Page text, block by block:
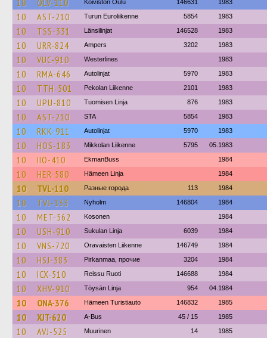
10 OLV-110 Koiviston Oulu 146631 1983
10 AST-210 Turun Euroliikenne 5854 1983
10 TSS-331 Länsilinjat 146528 1983
10 URR-824 Ampers 3202 1983
10 VUC-910 Westerlines 1983
10 RMA-646 Autolinjat 5970 1983
10 TTH-501 Pekolan Liikenne 2101 1983
10 UPU-810 Tuomisen Linja 876 1983
10 AST-210 STA 5854 1983
10 RKK-911 Autolinjat 5970 1983
10 HOS-183 Mikkolan Liikenne 5795 05.1983
10 IIO-410 EkmanBuss 1984
10 HER-580 Hämeen Linja 1984
10 TVL-110 Разные города 113 1984
10 TVJ-133 Nyholm 146804 1984
10 MET-562 Kosonen 1984
10 USH-910 Sukulan Linja 6039 1984
10 VNS-720 Oravaisten Liikenne 146749 1984
10 HSJ-383 Pirkanmaa, прочие 3204 1984
10 ICX-510 Reissu Ruoti 146688 1984
10 XHV-910 Töysän Linja 954 04.1984
10 ONA-376 Hämeen Turistiauto 146832 1985
10 XJT-620 A-Bus 45 / 15 1985
10 AVJ-525 Muurinen 14 1985